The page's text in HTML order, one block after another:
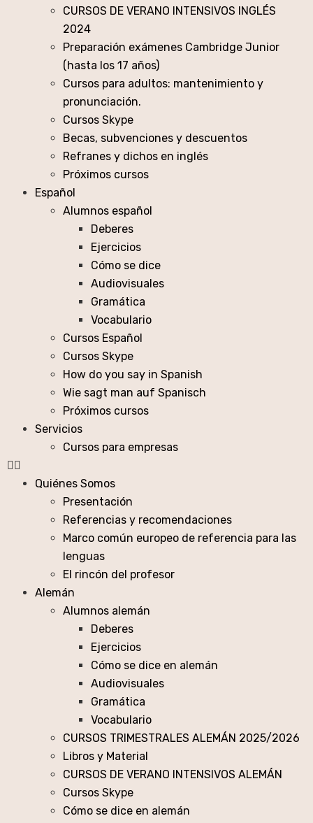
CURSOS DE VERANO INTENSIVOS INGLÉS
2024
Preparación exámenes Cambridge Junior
(hasta los 17 años)
Cursos para adultos: mantenimiento y
pronunciación.
Cursos Skype
Becas, subvenciones y descuentos
Refranes y dichos en inglés
Próximos cursos
Español
Alumnos español
Deberes
Ejercicios
Cómo se dice
Audiovisuales
Gramática
Vocabulario
Cursos Español
Cursos Skype
How do you say in Spanish
Wie sagt man auf Spanisch
Próximos cursos
Servicios
Cursos para empresas
Quiénes Somos
Presentación
Referencias y recomendaciones
Marco común europeo de referencia para las
lenguas
El rincón del profesor
Alemán
Alumnos alemán
Deberes
Ejercicios
Cómo se dice en alemán
Audiovisuales
Gramática
Vocabulario
CURSOS TRIMESTRALES ALEMÁN 2025/2026
Libros y Material
CURSOS DE VERANO INTENSIVOS ALEMÁN
Cursos Skype
Cómo se dice en alemán